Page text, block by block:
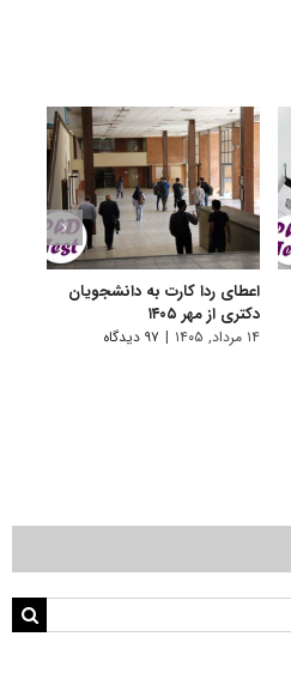
اعطای ردا کارت به دانشجویان
دکتری از مهر ۱۴۰۵
۱۴ مرداد, ۱۴۰۵ | ۹۷ دیدگاه